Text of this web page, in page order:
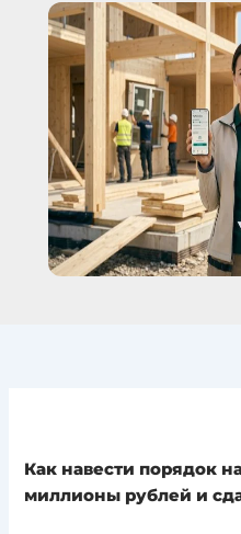
Как навести порядок
миллионы рублей и